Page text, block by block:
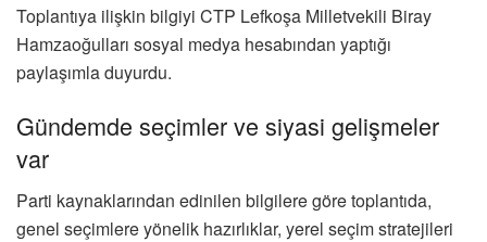
Toplantıya ilişkin bilgiyi CTP Lefkoşa Milletvekili Biray
Hamzaoğulları sosyal medya hesabından yaptığı
paylaşımla duyurdu.
Gündemde seçimler ve siyasi gelişmeler
var
Parti kaynaklarından edinilen bilgilere göre toplantıda,
genel seçimlere yönelik hazırlıklar, yerel seçim stratejileri